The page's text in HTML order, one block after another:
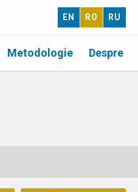
EN RO RU
Despre
Metodologie